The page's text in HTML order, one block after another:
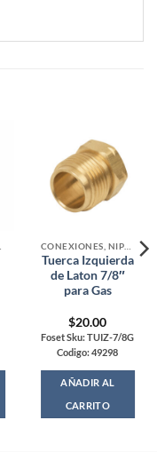
Tuerca Izquierda
de Laton 7/8″
para Gas
$20.00
Foset Sku: TUIZ-7/8G
Codigo: 49298
AÑADIR AL
CARRITO